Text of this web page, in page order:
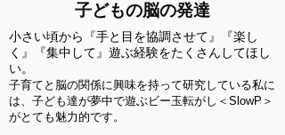
子どもの脳の発達
小さい頃から『手と目を協調させて』『楽し
く』『集中して』遊ぶ経験をたくさんしてほし
い。
子育てと脳の関係に興味を持って研究している私に
は、子ども達が夢中で遊ぶビー玉転がし＜SlowP＞
がとても魅力的です。